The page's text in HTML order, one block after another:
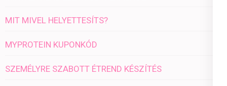
MIT MIVEL HELYETTESÍTS?
MYPROTEIN KUPONKÓD
SZEMÉLYRE SZABOTT ÉTREND KÉSZÍTÉS